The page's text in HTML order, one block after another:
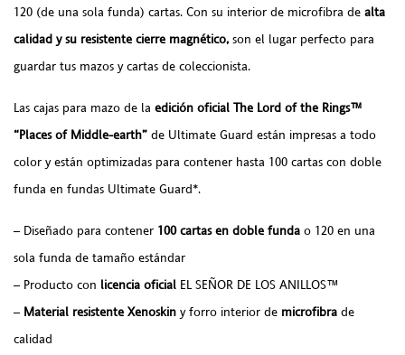
120 (de una sola funda) cartas. Con su interior de microfibra de alta
calidad y su resistente cierre magnético, son el lugar perfecto para
guardar tus mazos y cartas de coleccionista.
Las cajas para mazo de la edición oficial The Lord of the Rings™
“Places of Middle-earth” de Ultimate Guard están impresas a todo
color y están optimizadas para contener hasta 100 cartas con doble
funda en fundas Ultimate Guard*.
– Diseñado para contener 100 cartas en doble funda o 120 en una
sola funda de tamaño estándar
– Producto con licencia oficial EL SEÑOR DE LOS ANILLOS™
– Material resistente Xenoskin y forro interior de microfibra de
calidad